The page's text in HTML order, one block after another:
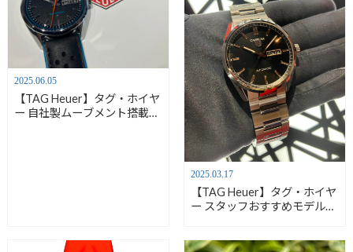
2025.06.05
【TAG Heuer】タグ・ホイヤ
ー 自社製ムーブメント搭載の
2025.03.17
【TAG Heuer】タグ・ホイヤ
ー スタッフおすすめモデルの